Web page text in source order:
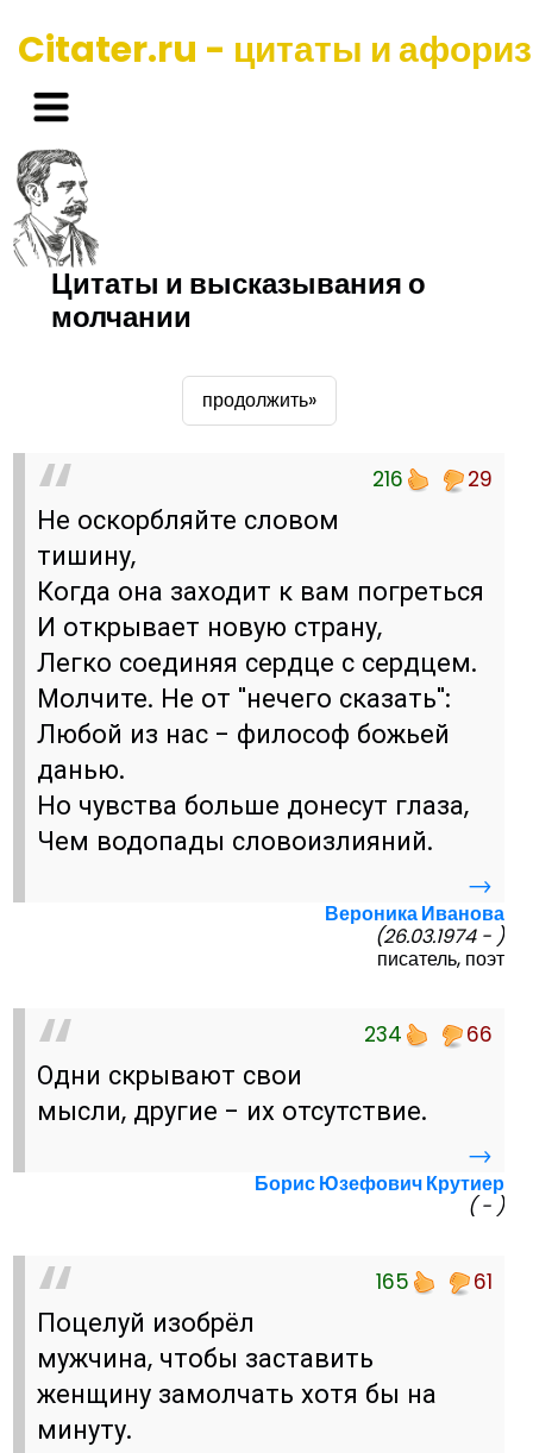
Citater.ru - цитаты и
Цитаты и высказывания о
молчании
продолжить»
216 29
Не оскорбляйте словом
тишину,
Когда она заходит к вам погреться
И открывает новую страну,
Легко соединяя сердце с сердцем.
Молчите. Не от "нечего сказать":
Любой из нас - философ божьей
данью.
Но чувства больше донесут глаза,
Чем водопады словоизлияний.
→
Вероника Иванова
(26.03.1974 - )
писатель, поэт
234 66
Одни скрывают свои
мысли, другие - их отсутствие.
→
Борис Юзефович Крутиер
( - )
165 61
Поцелуй изобрёл
мужчина, чтобы заставить
женщину замолчать хотя бы на
минуту.